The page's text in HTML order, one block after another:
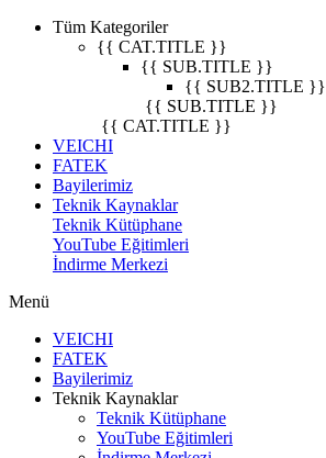
Tüm Kategoriler
{{ CAT.TITLE }}
{{ SUB.TITLE }}
{{ SUB2.TITLE }}
{{ SUB.TITLE }}
{{ CAT.TITLE }}
VEICHI
FATEK
Bayilerimiz
Teknik Kaynaklar
Teknik Kütüphane
YouTube Eğitimleri
İndirme Merkezi
Menü
VEICHI
FATEK
Bayilerimiz
Teknik Kaynaklar
Teknik Kütüphane
YouTube Eğitimleri